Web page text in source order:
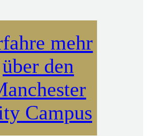
mehr
über den
Campus